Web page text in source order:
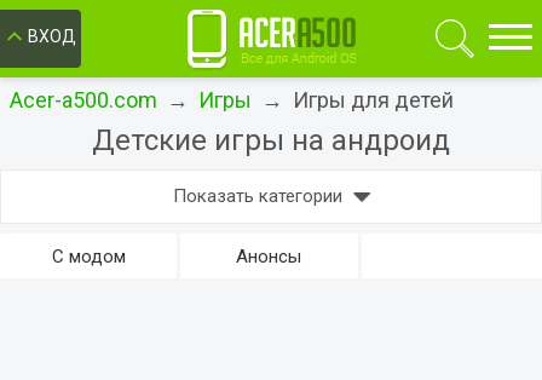
ВХОД
Acer-a500.com → Игры → Игры для детей
Детские игры на андроид
Показать категории
С модом Анонсы